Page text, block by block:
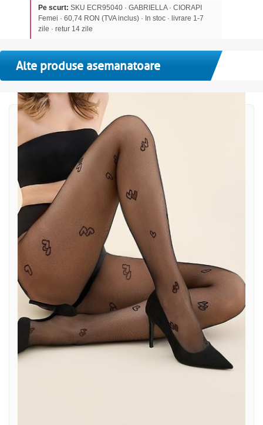
Pe scurt: SKU ECR95040 · GABRIELLA · CIORAPI
Femei · 60,74 RON (TVA inclus) · In stoc · livrare 1-7
zile · retur 14 zile
Alte produse asemanatoare